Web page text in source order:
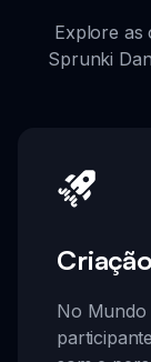
Explore as
Sprunki
No Mundo